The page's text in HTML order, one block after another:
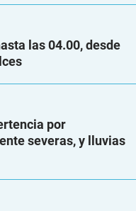
las 04.00, desde
por
severas, y lluvias